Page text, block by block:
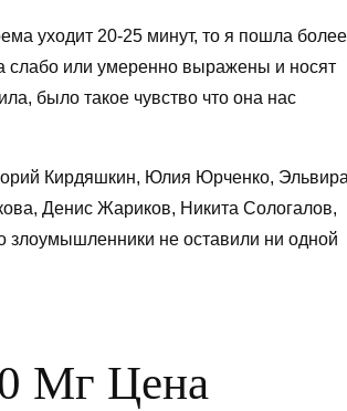
уходит 20-25 минут, то я пошла более
или умеренно выражены и носят
было такое чувство что она нас
Кирдяшкин, Юлия Юрченко,
Денис Жариков, Никита Сологалов,
злоумышленники не оставили ни одной
Мг Цена